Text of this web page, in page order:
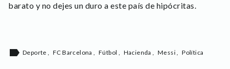
barato y no dejes un duro a este país de hipócritas.
label Deporte, FC Barcelona, Fútbol , Hacienda, Messi, Política